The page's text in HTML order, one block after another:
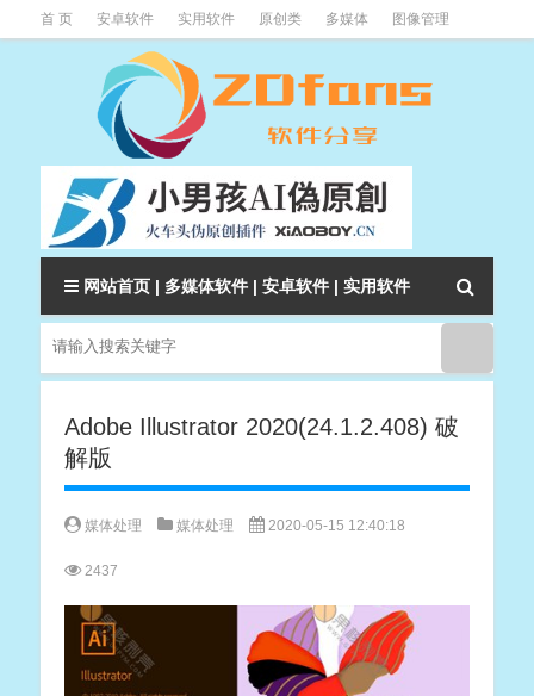
首 页 安卓软件 实用软件 原创类 多媒体 图像管理
下载类
网站首页 | 多媒体软件 | 安卓软件 | 实用软件
Adobe Illustrator 2020(24.1.2.408) 破
解版
媒体处理 媒体处理 2020-05-15 12:40:18
2437